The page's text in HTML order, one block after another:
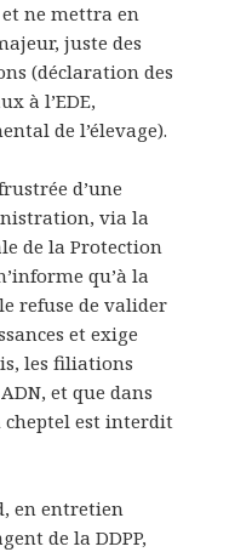
et ne mettra en
juste des
(déclaration des
à l’EDE,
de l’élevage).
d’une
via la
de la Protection
qu’à la
refuse de valider
et exige
les filiations
et que dans
cheptel est interdit
en entretien
de la DDPP,